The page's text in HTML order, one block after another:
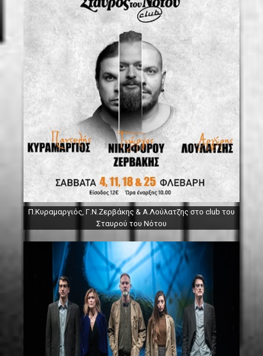
Π.Κυραμαργιός, Γ.Ν.Ζερβάκης & Α.Λούλατζης στο club του
Σταυρού του Νότου